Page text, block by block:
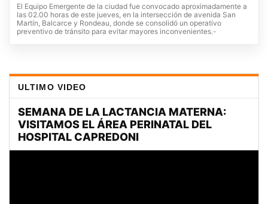
El Equipo Emergente de la ciudad fue convocado aproximadamente a
las 02.00 horas de este jueves, en la intersección de avenida San
Martín, Balcarce y Rondeau, donde se consolidó un operativo
preventivo de tránsito para evitar mayores inconvenientes.-
ULTIMO VIDEO